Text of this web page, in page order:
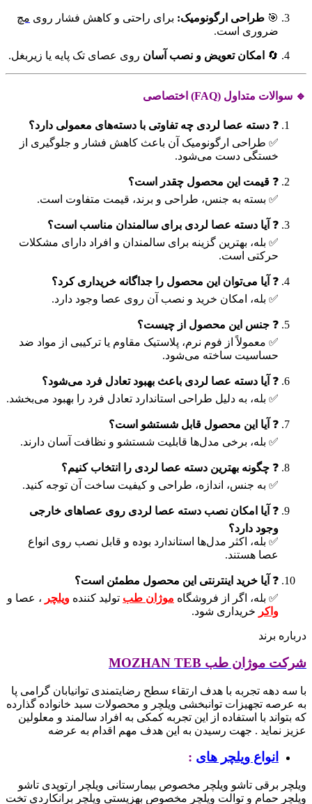
🎯 طراحی ارگونومیک: برای راحتی و کاهش فشار روی مچ
ضروری است.
🔄 امکان تعویض و نصب آسان روی عصای تک پایه یا زیربغل.
🔹 سوالات متداول (FAQ) اختصاصی
❓ دسته عصا لردی چه تفاوتی با دسته‌های معمولی دارد؟
✅ طراحی ارگونومیک آن باعث کاهش فشار و جلوگیری از
خستگی دست می‌شود.
❓ قیمت این محصول چقدر است؟
✅ بسته به جنس، طراحی و برند، قیمت متفاوت است.
❓ آیا دسته عصا لردی برای سالمندان مناسب است؟
✅ بله، بهترین گزینه برای سالمندان و افراد دارای مشکلات
حرکتی است.
❓ آیا می‌توان این محصول را جداگانه خریداری کرد؟
✅ بله، امکان خرید و نصب آن روی عصا وجود دارد.
❓ جنس این محصول از چیست؟
✅ معمولاً از فوم نرم، پلاستیک مقاوم یا ترکیبی از مواد ضد
حساسیت ساخته می‌شود.
❓ آیا دسته عصا لردی باعث بهبود تعادل فرد می‌شود؟
✅ بله، به دلیل طراحی استاندارد تعادل فرد را بهبود می‌بخشد.
❓ آیا این محصول قابل شستشو است؟
✅ بله، برخی مدل‌ها قابلیت شستشو و نظافت آسان دارند.
❓ چگونه بهترین دسته عصا لردی را انتخاب کنیم؟
✅ به جنس، اندازه، طراحی و کیفیت ساخت آن توجه کنید.
❓ آیا امکان نصب دسته عصا لردی روی عصاهای خارجی
وجود دارد؟
✅ بله، اکثر مدل‌ها استاندارد بوده و قابل نصب روی انواع
عصا هستند.
❓ آیا خرید اینترنتی این محصول مطمئن است؟
✅ بله، اگر از فروشگاه موژان طب تولید کننده ویلچر ، عصا و
واکر خریداری شود.
درباره برند
شرکت موژان طب MOZHAN TEB
با سه دهه تجربه با هدف ارتقاء سطح رضایتمندی توانیابان گرامی پا
به عرصه تجهیزات توانبخشی ویلچر و محصولات سبد خانواده گذارده
که بتواند با استفاده از این تجربه کمکی به افراد سالمند و معلولین
عزیز نماید . جهت رسیدن به این هدف مهم اقدام به عرضه
انواع ویلچر های :
ویلچر برقی تاشو ویلچر مخصوص بیمارستانی ویلچر ارتوپدی تاشو
ویلچر حمام و توالت ویلچر مخصوص بهزیستی ویلچر برانکاردی تخت